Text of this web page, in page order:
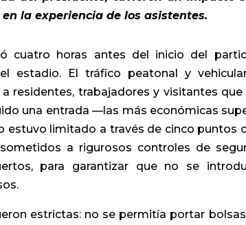
la experiencia de los asistentes.
cuatro horas antes del inicio del
estadio. El tráfico peatonal y
residentes, trabajadores y visitantes
una entrada —las más económicas
estuvo limitado a través de cinco puntos
a rigurosos controles de
para garantizar que no se
estrictas: no se permitía portar